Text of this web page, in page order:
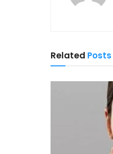
Related Posts